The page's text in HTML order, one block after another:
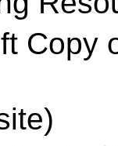
Copy